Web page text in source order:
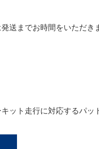
送までお時間をいただき
ット走行に対応するパッ